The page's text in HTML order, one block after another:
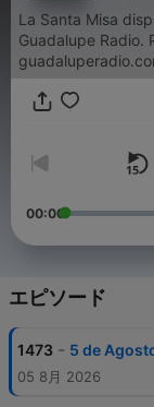
La Santa Misa
Guadalupe Radio.
00:00
エピソード
1473 - 5 de
05 8月 2026